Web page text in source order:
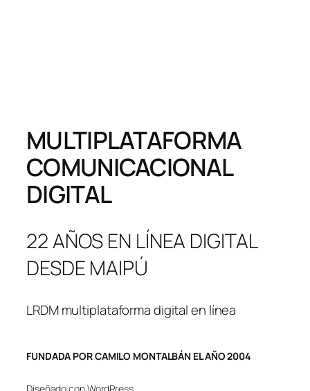
MULTIPLATAFORMA
COMUNICACIONAL
DIGITAL
22 AÑOS EN LÍNEA DIGITAL
DESDE MAIPÚ
LRDM multiplataforma digital en línea
FUNDADA POR CAMILO MONTALBÁN EL AÑO 2004
Diseñado con WordPress